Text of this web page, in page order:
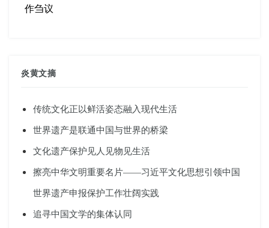
作刍议
炎黄文摘
传统文化正以鲜活姿态融入现代生活
世界遗产是联通中国与世界的桥梁
文化遗产保护见人见物见生活
擦亮中华文明重要名片——习近平文化思想引领中国
世界遗产申报保护工作壮阔实践
追寻中国文学的集体认同